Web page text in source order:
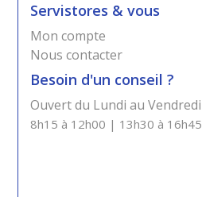
Servistores & vous
Mon compte
Nous contacter
Besoin d'un conseil ?
Ouvert du Lundi au Vendredi
8h15 à 12h00 | 13h30 à 16h45